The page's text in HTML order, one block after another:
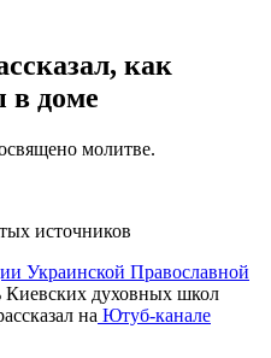
как
в доме
молитве.
источников
Украинской Православной
Киевских духовных школ
на Ютуб-канале